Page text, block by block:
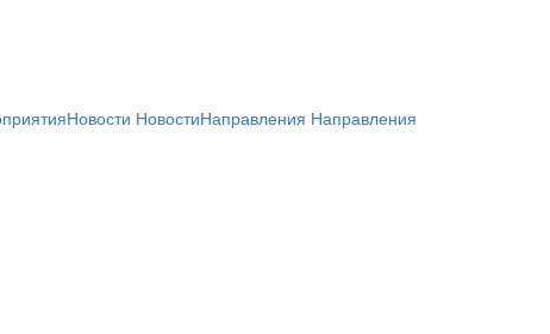
Новости НовостиНаправления Направления